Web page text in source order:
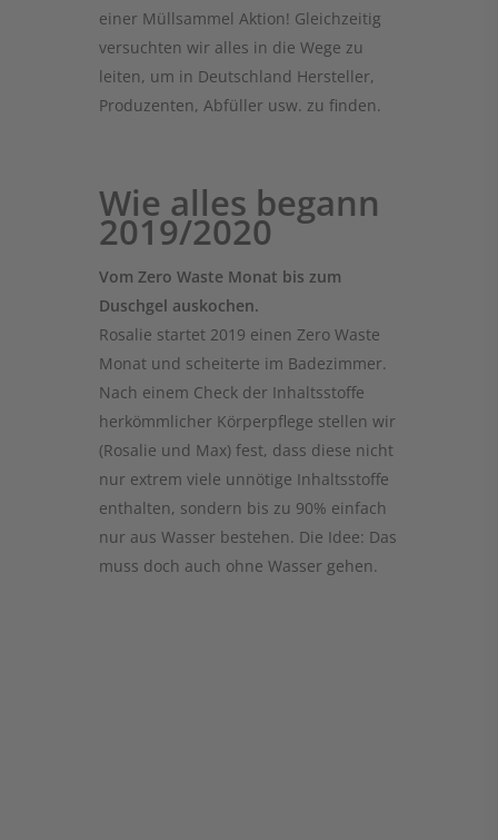
einer Müllsammel Aktion! Gleichzeitig
versuchten wir alles in die Wege zu
leiten, um in Deutschland Hersteller,
Produzenten, Abfüller usw. zu finden.
Wie alles begann
2019/2020
Vom Zero Waste Monat bis zum
Duschgel auskochen.
Rosalie startet 2019 einen Zero Waste
Monat und scheiterte im Badezimmer.
Nach einem Check der Inhaltsstoffe
herkömmlicher Körperpflege stellen wir
(Rosalie und Max) fest, dass diese nicht
nur extrem viele unnötige Inhaltsstoffe
enthalten, sondern bis zu 90% einfach
nur aus Wasser bestehen. Die Idee: Das
muss doch auch ohne Wasser gehen.